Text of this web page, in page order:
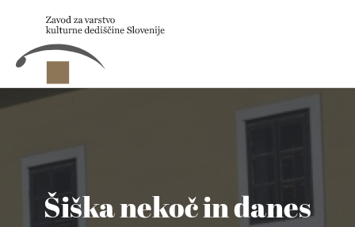
Skip to main content
Šiška nekoč in danes